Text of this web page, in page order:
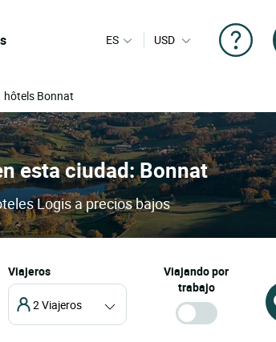
ES USD
hôtels Bonnat
esta ciudad: Bonnat
Logis a precios bajos
Viajeros
2 Viajeros
Viajando por
trabajo